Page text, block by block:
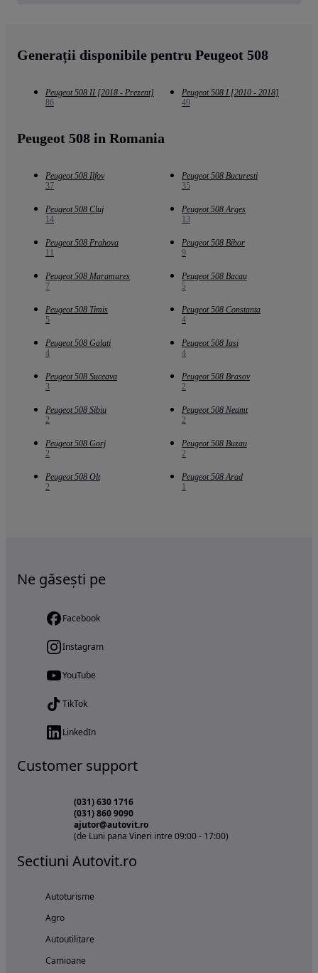
Generații disponibile pentru Peugeot 508
Peugeot 508 II [2018 - Prezent]
86
Peugeot 508 I [2010 - 2018]
49
Peugeot 508 in Romania
Peugeot 508 Ilfov
37
Peugeot 508 Bucuresti
35
Peugeot 508 Cluj
14
Peugeot 508 Arges
13
Peugeot 508 Prahova
11
Peugeot 508 Bihor
9
Peugeot 508 Maramures
7
Peugeot 508 Bacau
5
Peugeot 508 Timis
5
Peugeot 508 Constanta
4
Peugeot 508 Galati
4
Peugeot 508 Iasi
4
Peugeot 508 Suceava
3
Peugeot 508 Brasov
2
Peugeot 508 Sibiu
2
Peugeot 508 Neamt
2
Peugeot 508 Gorj
2
Peugeot 508 Buzau
2
Peugeot 508 Olt
2
Peugeot 508 Arad
1
Ne găsești pe
Facebook
Instagram
YouTube
TikTok
LinkedIn
Customer support
(031) 630 1716
(031) 860 9090
ajutor@autovit.ro
(de Luni pana Vineri intre 09:00 - 17:00)
Sectiuni Autovit.ro
Autoturisme
Agro
Autoutilitare
Camioane